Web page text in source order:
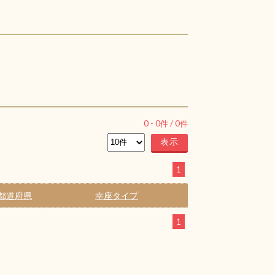
0 - 0件 /0件
1
道府県 幸座タイプ
1